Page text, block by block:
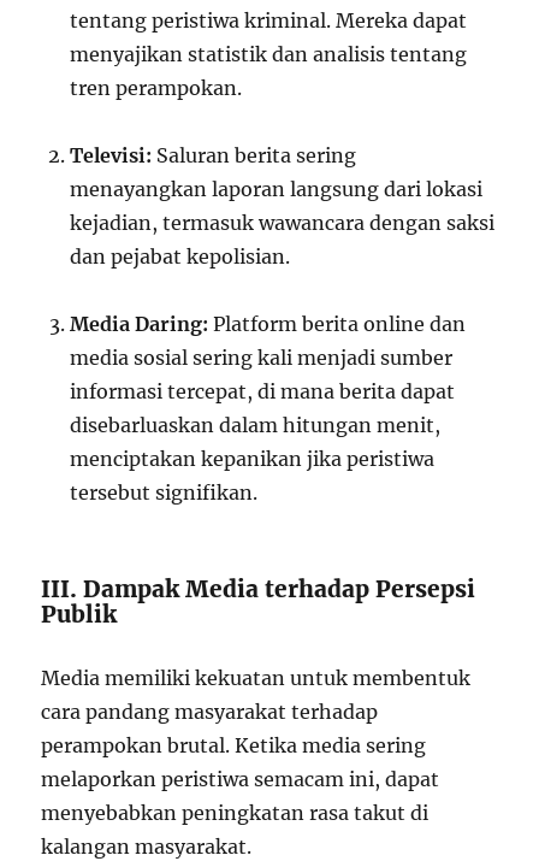
tentang peristiwa kriminal. Mereka dapat
menyajikan statistik dan analisis tentang
tren perampokan.
Televisi: Saluran berita sering
menayangkan laporan langsung dari lokasi
kejadian, termasuk wawancara dengan saksi
dan pejabat kepolisian.
Media Daring: Platform berita online dan
media sosial sering kali menjadi sumber
informasi tercepat, di mana berita dapat
disebarluaskan dalam hitungan menit,
menciptakan kepanikan jika peristiwa
tersebut signifikan.
III. Dampak Media terhadap Persepsi
Publik
Media memiliki kekuatan untuk membentuk
cara pandang masyarakat terhadap
perampokan brutal. Ketika media sering
melaporkan peristiwa semacam ini, dapat
menyebabkan peningkatan rasa takut di
kalangan masyarakat.